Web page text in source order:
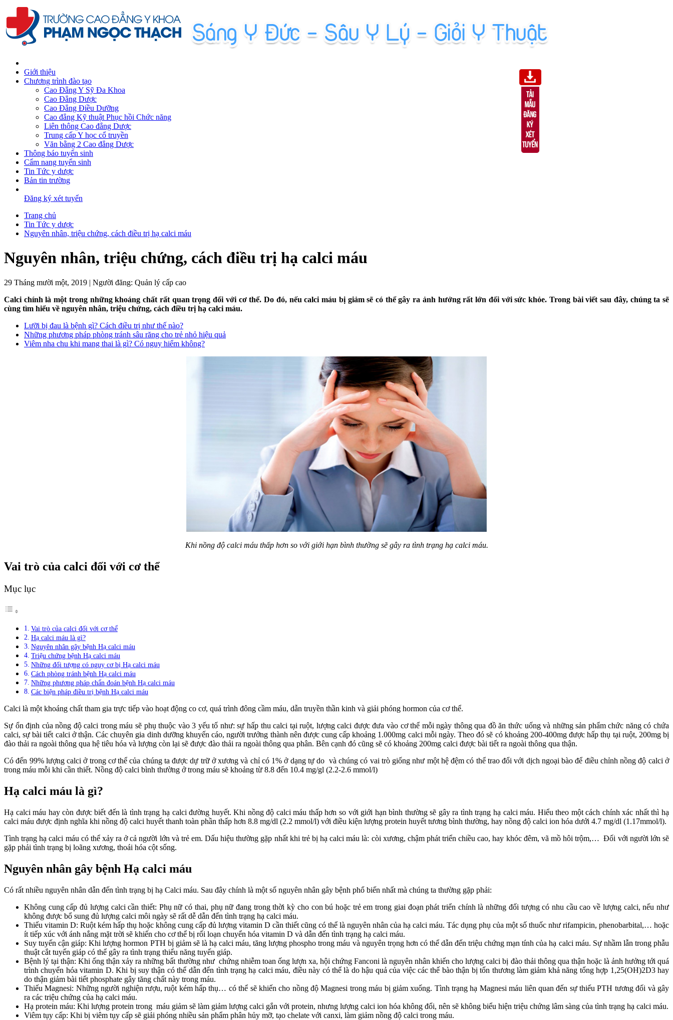
Giới thiệu
Chương trình đào tạo
Cao Đẳng Y Sỹ Đa Khoa
Cao Đẳng Dược
Cao Đẳng Điều Dưỡng
Cao đẳng Kỹ thuật Phục hồi Chức năng
Liên thông Cao đẳng Dược
Trung cấp Y học cổ truyền
Văn bằng 2 Cao đẳng Dược
Thông báo tuyển sinh
Cẩm nang tuyển sinh
Tin Tức y dược
Bản tin trường
Đăng ký xét tuyển
Trang chủ
Tin Tức y dược
Nguyên nhân, triệu chứng, cách điều trị hạ calci máu
Nguyên nhân, triệu chứng, cách điều trị hạ calci máu
29 Tháng mười một, 2019 | Người đăng: Quản lý cấp cao
Calci chính là một trong những khoáng chất rất quan trọng đối với cơ thể. Do đó, nếu calci máu bị giảm sẽ có thể gây ra ảnh hưởng rất lớn đối với sức khỏe. Trong bài viết sau đây, chúng ta sẽ
cùng tìm hiểu về nguyên nhân, triệu chứng, cách điều trị hạ calci máu.
Lưỡi bị đau là bệnh gì? Cách điều trị như thế nào?
Những phương pháp phòng tránh sâu răng cho trẻ nhỏ hiệu quả
Viêm nha chu khi mang thai là gì? Có nguy hiểm không?
Khi nồng độ calci máu thấp hơn so với giới hạn bình thường sẽ gây ra tình trạng hạ calci máu.
Vai trò của calci đối với cơ thể
Mục lục
Vai trò của calci đối với cơ thể
Hạ calci máu là gì?
Nguyên nhân gây bệnh Hạ calci máu
Triệu chứng bệnh Hạ calci máu
Những đối tượng có nguy cơ bị Hạ calci máu
Cách phòng tránh bệnh Hạ calci máu
Những phương pháp chẩn đoán bệnh Hạ calci máu
Các biện pháp điều trị bệnh Hạ calci máu
Calci là một khoáng chất tham gia trực tiếp vào hoạt động co cơ, quá trình đông cầm máu, dẫn truyền thần kinh và giải phóng hormon của cơ thể.
Sự ổn định của nồng độ calci trong máu sẽ phụ thuộc vào 3 yếu tố như:sự hấp thu calci tại ruột, lượng calci được đưa vào cơ thể mỗi ngày thông qua đồ ăn thức uống và những sản phẩm chức năng có chứa
calci, sự bài tiết calci ở thận. Các chuyên gia dinh dưỡng khuyến cáo, người trưởng thành nên được cung cấp khoảng 1.000mg calci mỗi ngày. Theo đó sẽ có khoảng 200-400mg được hấp thụ tại ruột, 200mg bị
đào thải ra ngoài thông qua hệ tiêu hóa và lượng còn lại sẽ được đào thải ra ngoài thông qua phân. Bên cạnh đó cũng sẽ có khoảng 200mg calci được bài tiết ra ngoài thông qua thận.
Có đến 99% lượng calci ở trong cơ thể của chúng ta được dự trữ ở xương và chỉ có 1% ở dạng tự do và chúng có vai trò giống như một hệ đệm có thể trao đổi với dịch ngoại bào để điều chỉnh nồng độ calci ở
trong máu mỗi khi cần thiết. Nồng độ calci bình thường ở trong máu sẽ khoảng từ 8.8 đến 10.4 mg/gl (2.2-2.6 mmol/l)
Hạ calci máu là gì?
Hạ calci máu hay còn được biết đến là tình trạng hạ calci đường huyết. Khi nồng độ calci máu thấp hơn so với giới hạn bình thường sẽ gây ra tình trạng hạ calci máu. Hiểu theo một cách chính xác nhất thì hạ
calci máu được định nghĩa khi nồng độ calci huyết thanh toàn phần thấp hơn 8.8 mg/dl (2.2 mmol/l) với điều kiện lượng protein huyết tương bình thường, hay nồng độ calci ion hóa dưới 4.7 mg/dl (1.17mmol/l).
Tình trạng hạ calci máu có thể xảy ra ở cả người lớn và trẻ em. Dấu hiệu thường gặp nhất khi trẻ bị hạ calci máu là: còi xương, chậm phát triển chiều cao, hay khóc đêm, vã mồ hôi trộm,… Đối với người lớn sẽ
gặp phải tình trạng bị loãng xương, thoái hóa cột sống.
Nguyên nhân gây bệnh Hạ calci máu
Có rất nhiều nguyên nhân dẫn đến tình trạng bị hạ Calci máu. Sau đây chính là một số nguyên nhân gây bệnh phổ biến nhất mà chúng ta thường gặp phải:
Không cung cấp đủ lượng calci cần thiết: Phụ nữ có thai, phụ nữ đang trong thời kỳ cho con bú hoặc trẻ em trong giai đoạn phát triển chính là những đối tượng có nhu cầu cao về lượng calci, nếu như
không được bổ sung đủ lượng calci môi ngày sẽ rất dễ dẫn đến tình trạng hạ calci máu.
Thiếu vitamin D: Ruột kém hấp thụ hoặc không cung cấp đủ lượng vitamin D cần thiết cũng có thể là nguyên nhân của hạ calci máu. Tác dụng phụ của một số thuốc như rifampicin, phenobarbital,… hoặc
ít tiếp xúc với ánh nắng mặt trời sẽ khiến cho cơ thể bị rối loạn chuyển hóa vitamin D và dẫn đến tình trạng hạ calci máu.
Suy tuyến cận giáp: Khi lượng hormon PTH bị giảm sẽ là hạ calci máu, tăng lượng phospho trong máu và nguyên trọng hơn có thể dẫn đến triệu chứng mạn tính của hạ calci máu. Sự nhầm lẫn trong phẫu
thuật cắt tuyến giáp có thể gây ra tình trạng thiểu năng tuyến giáp.
Bệnh lý tại thận: Khi ống thận xảy ra những bất thường như chứng nhiễm toan ống lượn xa, hội chứng Fanconi là nguyên nhân khiến cho lượng calci bị đào thải thông qua thận hoặc là ảnh hưởng tới quá
trình chuyển hóa vitamin D. Khi bị suy thận có thể dẫn đến tình trạng hạ calci máu, điều này có thể là do hậu quả của việc các thế bào thận bị tổn thương làm giảm khả năng tổng hợp 1,25(OH)2D3 hay
do thận giảm bài tiết phosphate gây tăng chất này trong máu.
Thiếu Magnesi: Những người nghiện rượu, ruột kém hấp thụ… có thể sẽ khiến cho nồng độ Magnesi trong máu bị giảm xuống. Tình trạng hạ Magnesi máu liên quan đến sự thiếu PTH tương đối và gây
ra các triệu chứng của hạ calci máu.
Hạ protein máu: Khi lượng protein trong máu giảm sẽ làm giảm lượng calci gắn với protein, nhưng lượng calci ion hóa không đổi, nên sẽ không biểu hiện triệu chứng lâm sàng của tình trạng hạ calci máu.
Viêm tụy cấp: Khi bị viêm tụy cấp sẽ giải phóng nhiều sản phẩm phân hủy mỡ, tạo chelate với canxi, làm giảm nồng độ calci trong máu.